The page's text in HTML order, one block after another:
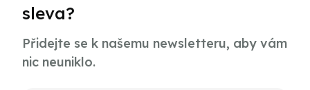
sleva?
Přidejte se k našemu newsletteru, aby vám
nic neuniklo.